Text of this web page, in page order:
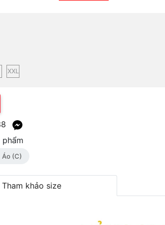
XXL
phẩm
Áo (C)
Tham khảo size